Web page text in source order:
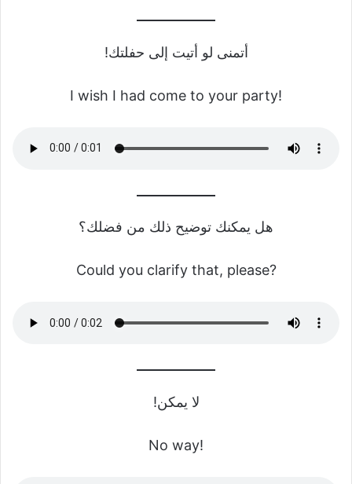
أتمنى لو أتيت إلى حفلتك!
I wish I had come to your party!
هل يمكنك توضيح ذلك من فضلك؟
Could you clarify that, please?
لا يمكن!
No way!